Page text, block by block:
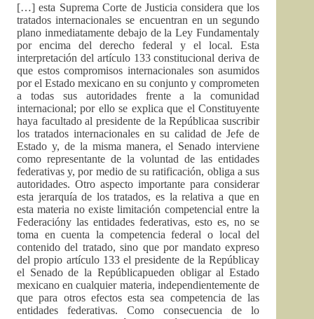
[…] esta Suprema Corte de Justicia considera que los
tratados internacionales se encuentran en un segundo
plano inmediatamente debajo de la Ley Fundamentaly
por encima del derecho federal y el local. Esta
interpretación del artículo 133 constitucional deriva de
que estos compromisos internacionales son asumidos
por el Estado mexicano en su conjunto y comprometen
a todas sus autoridades frente a la comunidad
internacional; por ello se explica que el Constituyente
haya facultado al presidente de la Repúblicaa suscribir
los tratados internacionales en su calidad de Jefe de
Estado y, de la misma manera, el Senado interviene
como representante de la voluntad de las entidades
federativas y, por medio de su ratificación, obliga a sus
autoridades. Otro aspecto importante para considerar
esta jerarquía de los tratados, es la relativa a que en
esta materia no existe limitación competencial entre la
Federacióny las entidades federativas, esto es, no se
toma en cuenta la competencia federal o local del
contenido del tratado, sino que por mandato expreso
del propio artículo 133 el presidente de la Repúblicay
el Senado de la Repúblicapueden obligar al Estado
mexicano en cualquier materia, independientemente de
que para otros efectos esta sea competencia de las
entidades federativas. Como consecuencia de lo